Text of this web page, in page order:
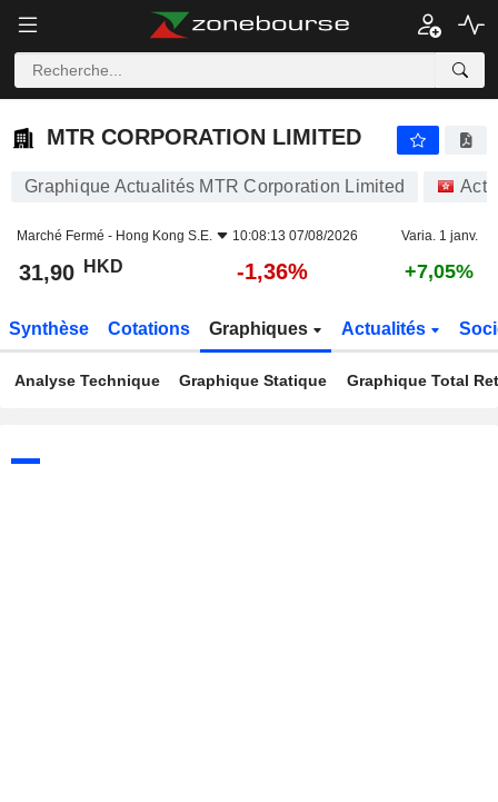
MTR CORPORATION LIMITED
MTR CORPORATION LIMITED
Graphique Actualités MTR Corporation Limited
Marché Fermé - Hong Kong S.E. 10:08:13 07/08/2026 Varia. 1 janv.
31,90 HKD -1,36% +7,05%
Synthèse Cotations Graphiques Actualités
Analyse Technique Graphique Statique Graphique Total